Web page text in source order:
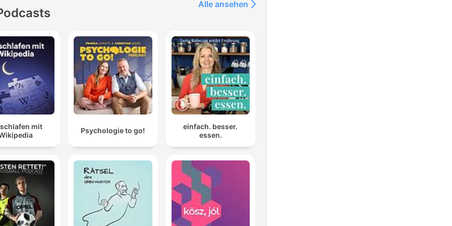
Alle ansehen
mit
Psychologie to go!
einfach. besser.
essen.